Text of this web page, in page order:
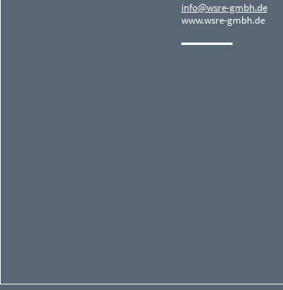
info@wsre-gmbh.de
www.wsre-gmbh.de